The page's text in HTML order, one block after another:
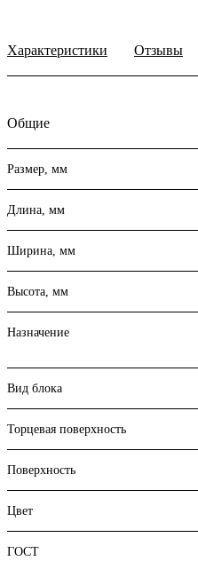
Характеристики Отзывы
Общие
Размер, мм
Длина, мм
Ширина, мм
Высота, мм
Назначение
Вид блока
Торцевая поверхность
Поверхность
Цвет
ГОСТ